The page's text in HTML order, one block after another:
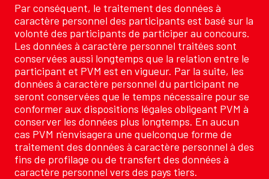
Par conséquent, le traitement des données à
caractère personnel des participants est basé sur la
volonté des participants de participer au concours.
Les données à caractère personnel traitées sont
conservées aussi longtemps que la relation entre le
participant et PVM est en vigueur. Par la suite, les
données à caractère personnel du participant ne
seront conservées que le temps nécessaire pour se
conformer aux dispositions légales obligeant PVM à
conserver les données plus longtemps. En aucun
cas PVM n'envisagera une quelconque forme de
traitement des données à caractère personnel à des
fins de profilage ou de transfert des données à
caractère personnel vers des pays tiers.